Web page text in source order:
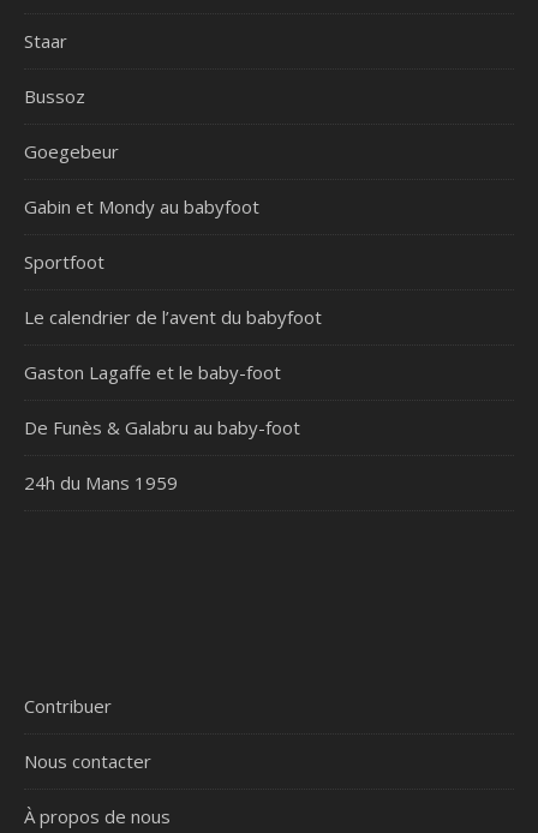
Staar
Bussoz
Goegebeur
Gabin et Mondy au babyfoot
Sportfoot
Le calendrier de l’avent du babyfoot
Gaston Lagaffe et le baby-foot
De Funès & Galabru au baby-foot
24h du Mans 1959
Contribuer
Nous contacter
À propos de nous